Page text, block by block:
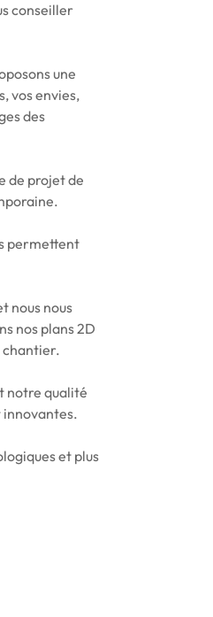
conseiller
une
vos envies,
des
de projet de
permettent
nous nous
nos plans 2D
chantier.
notre qualité
innovantes.
et plus